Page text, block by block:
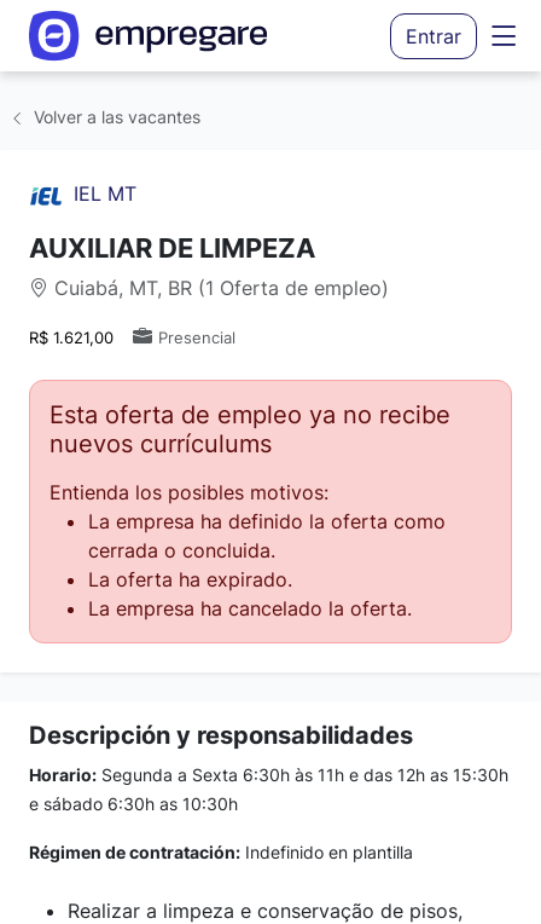
Entrar
Volver a las vacantes
IEL MT
AUXILIAR DE LIMPEZA
Cuiabá, MT, BR (1 Oferta de empleo)
R$ 1.621,00 Presencial
Esta oferta de empleo ya no recibe
nuevos currículums
Entienda los posibles motivos:
La empresa ha definido la oferta como
cerrada o concluida.
La oferta ha expirado.
La empresa ha cancelado la oferta.
Descripción y responsabilidades
Horario: Segunda a Sexta 6:30h às 11h e das 12h as 15:30h
e sábado 6:30h as 10:30h
Régimen de contratación: Indefinido en plantilla
Realizar a limpeza e conservação de pisos,